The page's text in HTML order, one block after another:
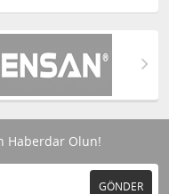
Haberdar Olun!
GÖNDER